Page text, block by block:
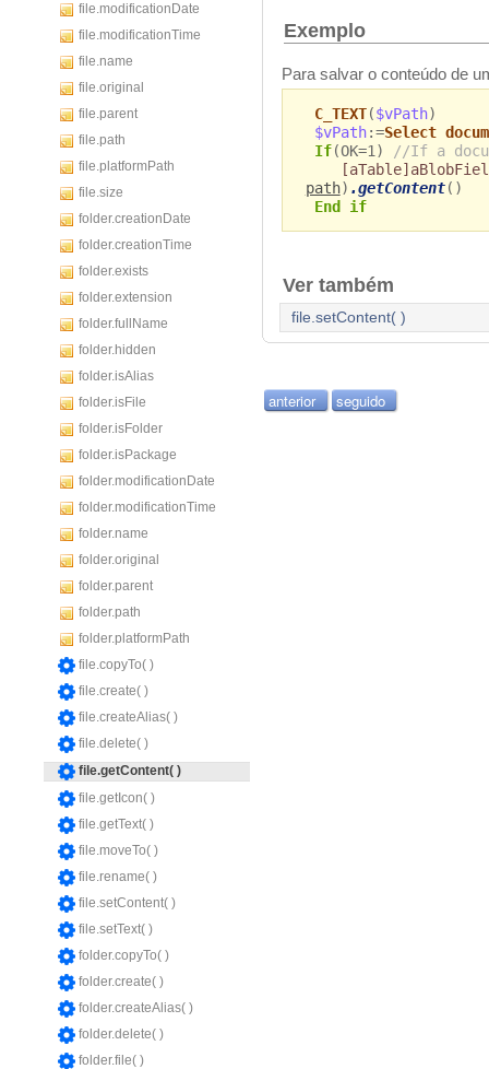
file.modificationDate
file.modificationTime
file.name
file.original
file.parent
file.path
file.platformPath
file.size
folder.creationDate
folder.creationTime
folder.exists
folder.extension
folder.fullName
folder.hidden
folder.isAlias
folder.isFile
folder.isFolder
folder.isPackage
folder.modificationDate
folder.modificationTime
folder.name
folder.original
folder.parent
folder.path
folder.platformPath
file.copyTo( )
file.create( )
file.createAlias( )
file.delete( )
file.getContent( )
file.getIcon( )
file.getText( )
file.moveTo( )
file.rename( )
file.setContent( )
file.setText( )
folder.copyTo( )
folder.create( )
folder.createAlias( )
folder.delete( )
folder.file( )
Exemplo
Para salvar o conteúdo de
C_TEXT($vPath)
$vPath:=Select
If(OK=1)
//If a
path) .getContent()
End if
Ver também
file.setContent( )
anterior seguido